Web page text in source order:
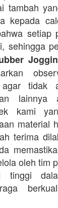
tambah
kepada
setiap
sehingga
tidak
lainnya
kami
material
terima
oleh tim
tinggi